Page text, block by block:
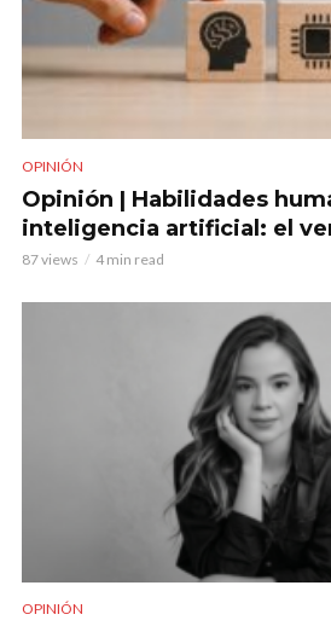
OPINIÓN
Opinión | Habilidades
inteligencia artificial: el
87 views 4 min read
OPINIÓN